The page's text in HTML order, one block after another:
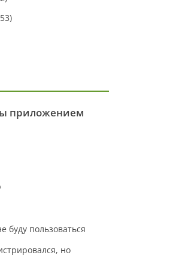
приложением
буду пользоваться
но